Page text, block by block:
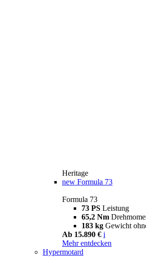
Heritage
new Formula 73
Formula 73
73 PS Leistung
65,2 Nm
183 kg Gewicht
Ab 15.890 € i
Mehr entdecken
Hypermotard